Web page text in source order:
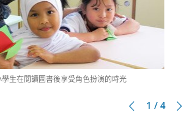
生在閲讀圖書後享受角色扮演的時光
1 / 4